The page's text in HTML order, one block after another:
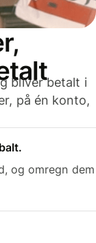
bliver betalt i
på én konto,
og omregn dem